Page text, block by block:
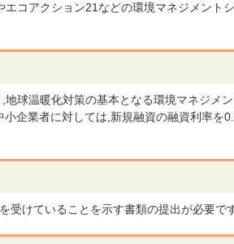
コアクション21などの環境マネジメント
球温暖化対策の基本となる環境マネジメ
企業者に対しては,新規融資の融資利率を
受けていることを示す書類の提出が必要で